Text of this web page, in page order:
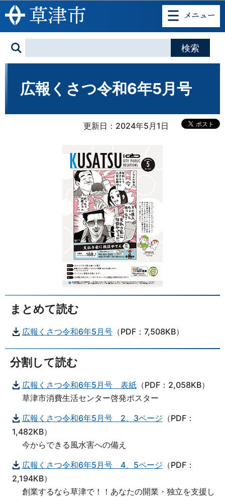
このページの本文へ移動
広報くさつ令和6年5月号
更新日：2024年5月1日
まとめて読む
広報くさつ令和6年5月号（PDF：7,508KB）
分割して読む
広報くさつ令和6年5月号 表紙（PDF：2,058KB）
草津市消費生活センター啓発ポスター
広報くさつ令和6年5月号 2、3ページ （PDF：
1,482KB）
今からできる風水害への備え
広報くさつ令和6年5月号 4、5ページ （PDF：
2,194KB）
創業するなら草津で！！あなたの開業・独立を支援し